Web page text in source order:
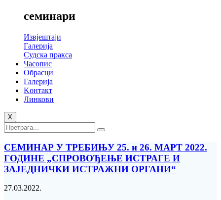
семинари
Извјештаји
Галерија
Судска пракса
Часопис
Обрасци
Галерија
Kонтакт
Линкови
X
СЕМИНАР У ТРЕБИЊУ 25. и 26. МАРТ 2022.
ГОДИНЕ „СПРОВОЂЕЊЕ ИСТРАГЕ И
ЗАЈЕДНИЧКИ ИСТРАЖНИ ОРГАНИ“
27.03.2022.